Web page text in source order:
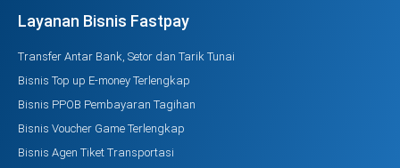
Layanan Bisnis Fastpay
Transfer Antar Bank, Setor dan Tarik Tunai
Bisnis Top up E-money Terlengkap
Bisnis PPOB Pembayaran Tagihan
Bisnis Voucher Game Terlengkap
Bisnis Agen Tiket Transportasi